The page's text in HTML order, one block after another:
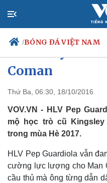
/BÓNG ĐÁ VIỆT NAM
Chính trị
Đảng
Tổ chức nhân sự
Quốc hội
Nhận diện sự thật
Coman
Thứ Ba, 06:30, 18/10/2016
VOV.VN - HLV Pep
mộ học trò cũ Kingsley
trong mùa Hè 2017.
HLV Pep Guardiola vẫn
cường lực lượng cho Man
cầu thủ mà ông từng dẫn